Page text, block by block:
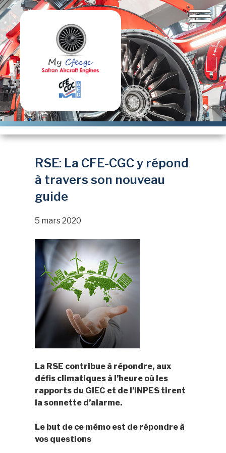
Aller
au
contenu
principal
RSE: La CFE-CGC y répond
à travers son nouveau
guide
5 mars 2020
La RSE contribue à répondre, aux
défis climatiques à l’heure où les
rapports du GIEC et de l’INPES tirent
la sonnette d’alarme.
Le but de ce mémo est de répondre à
vos questions